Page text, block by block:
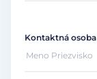
Kontaktná osoba